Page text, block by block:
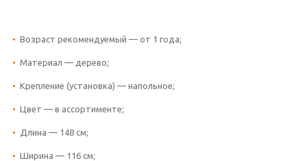
Возраст рекомендуемый — от 1 года;
Материал — дерево;
Крепление (установка) — напольное;
Цвет — в ассортименте;
Длина — 148 см;
Ширина — 116 см;